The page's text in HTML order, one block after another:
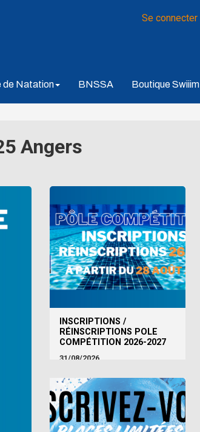
Se connecter
de Natation BNSSA Boutique Swiiim
Angers
INSCRIPTIONS /
RÉINSCRIPTIONS POLE
COMPÉTITION 2026-2027
31/08/2026